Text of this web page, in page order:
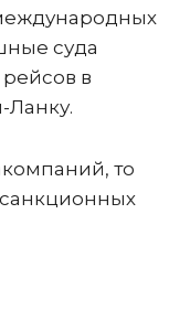
суда
в
Ланку.
то